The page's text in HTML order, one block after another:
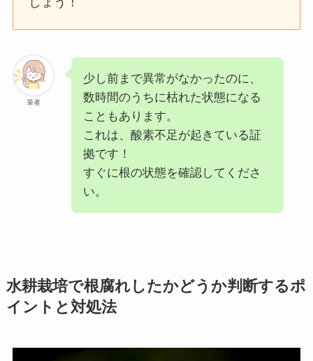
筆者
少し前まで異常がなかったのに、
数時間のうちに枯れた状態になる
こともあります。
これは、酸素不足が起きている証
拠です！
すぐに根の状態を確認してくださ
い。
水耕栽培で根腐れしたかどうか判断するポ
イントと対処法